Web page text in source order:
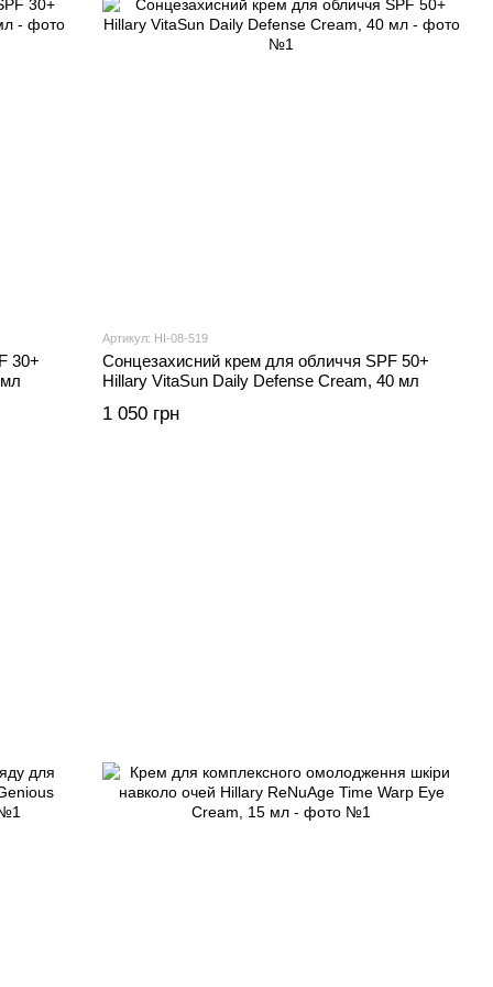
30+
Артикул: HI-08-519
Сонцезахисний крем для обличчя SPF 50+
Hillary VitaSun Daily Defense Cream, 40 мл
1 050 грн